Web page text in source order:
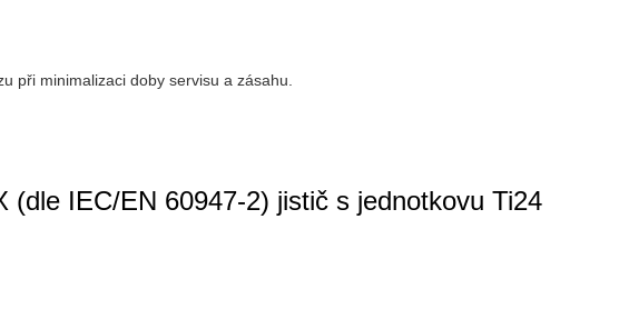
při minimalizaci doby servisu a zásahu.
IEC/EN 60947-2) jistič s jednotkovu Ti24